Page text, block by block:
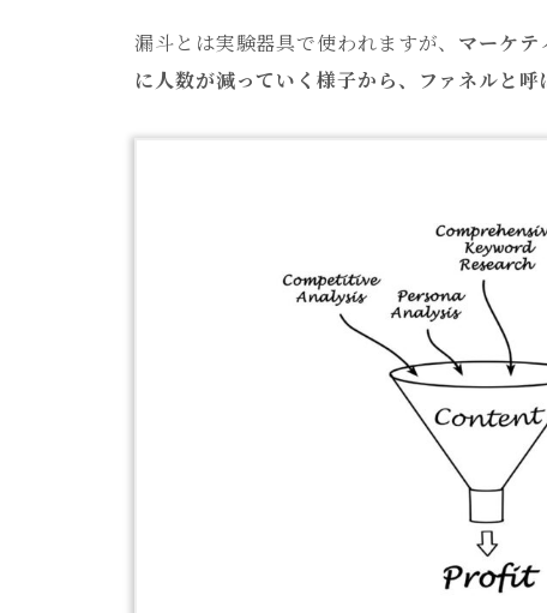
漏斗とは実験器具で使われますが、 マーケテ
に人数が減っていく様子から、ファネルと